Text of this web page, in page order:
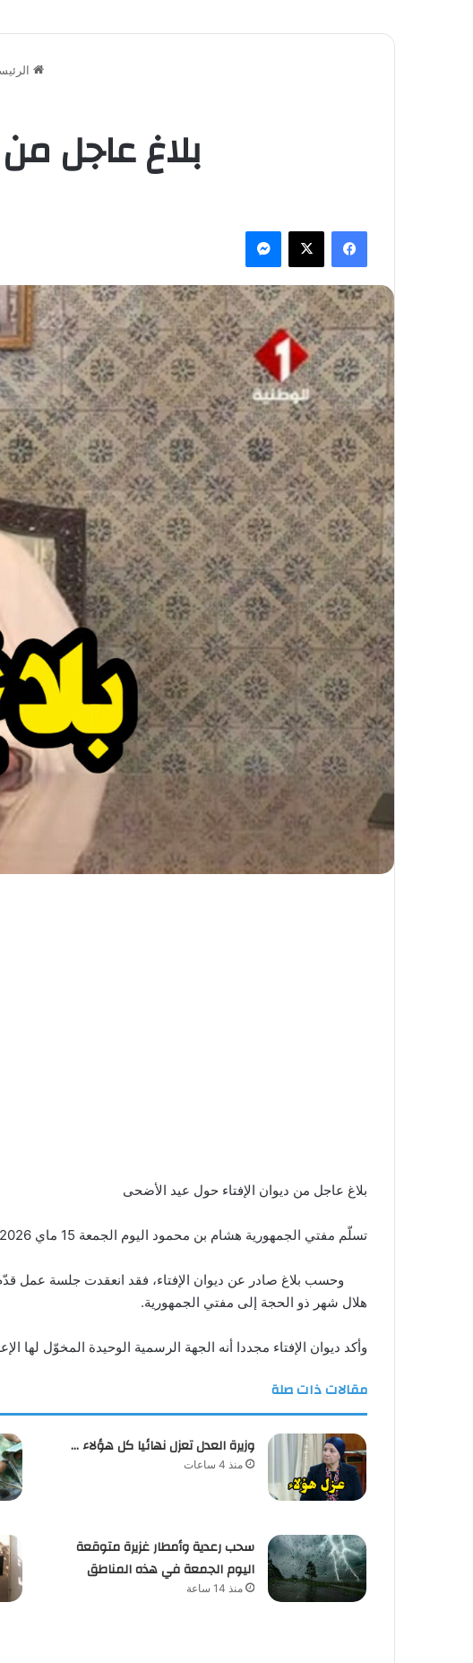
بلاغ عاجل
فيسبوك
بلاغ عاجل من ديوان الإفتاء حول عيد الأضحى
تسلّم مفتي الجمهورية هشام بن محمود اليوم الجمعة 15 ماي 2026 تقريرا فلكيا من المعهد الوطني للرصد الجوي حول إمكانية رصد هلال شهر ذو الحجة لسنة 1447 هجري.
وحسب بلاغ صادر عن ديوان الإفتاء، فقد انعقدت جلسة عمل
هلال شهر ذو الحجة إلى مفتي الجمهورية.
وأكد ديوان الإفتاء مجددا أنه الجهة الرسمية الوحيدة المخوّل لها
مقالات ذات صلة
وزيرة العدل تعزل نهائيا كل هؤلاء …
منذ 4 ساعات
سحب رعدية وأمطار غزيرة متوقعة
اليوم الجمعة في هذه المناطق
منذ 14 ساعة